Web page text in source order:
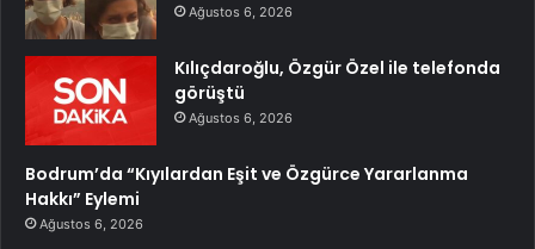
Ağustos 6, 2026
Kılıçdaroğlu, Özgür Özel ile telefonda
görüştü
Ağustos 6, 2026
Bodrum’da “Kıyılardan Eşit ve Özgürce Yararlanma
Hakkı” Eylemi
Ağustos 6, 2026